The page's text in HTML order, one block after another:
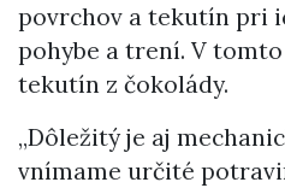
povrchov a tekutín pri
pohybe a trení. V
tekutín z čokolády.
„Dôležitý je aj
vnímame určité